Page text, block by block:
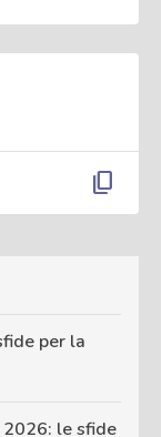
content_copy
per la
le sfide